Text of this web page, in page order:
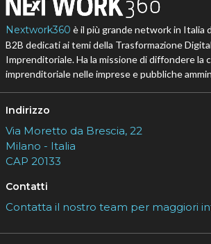
Nextwork360 è il più grande network in Italia
B2B dedicati ai temi della Trasformazione
Imprenditoriale. Ha la missione di diffondere la
imprenditoriale nelle imprese e pubbliche
Indirizzo
Via Moretto da Brescia, 22
Milano - Italia
CAP 20133
Contatti
Contatta il nostro team per maggiori